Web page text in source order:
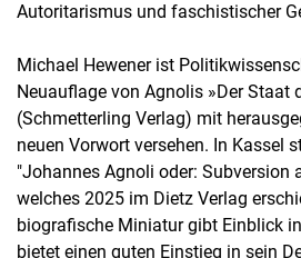
Autoritarismus und faschistischer
Michael Hewener ist
Neuauflage von Agnolis »Der Staat
(Schmetterling Verlag) mit
neuen Vorwort versehen. In Kassel
"Johannes Agnoli oder: Subversion
welches 2025 im Dietz Verlag
biografische Miniatur gibt Einblick
bietet einen guten Einstieg in sein